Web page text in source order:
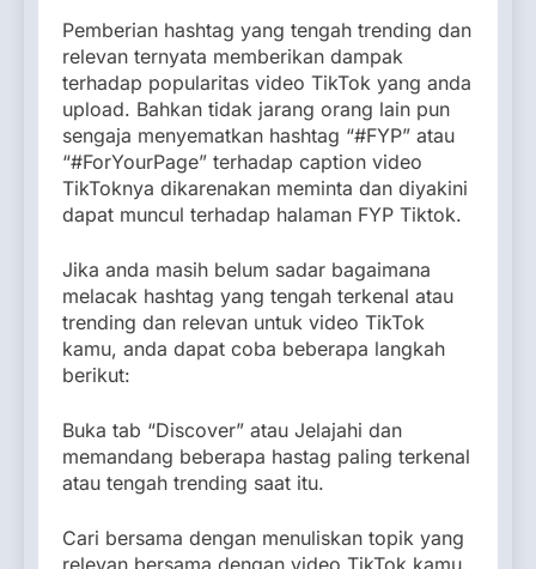
Pemberian hashtag yang tengah trending dan
relevan ternyata memberikan dampak
terhadap popularitas video TikTok yang anda
upload. Bahkan tidak jarang orang lain pun
sengaja menyematkan hashtag “#FYP” atau
“#ForYourPage” terhadap caption video
TikToknya dikarenakan meminta dan diyakini
dapat muncul terhadap halaman FYP Tiktok.
Jika anda masih belum sadar bagaimana
melacak hashtag yang tengah terkenal atau
trending dan relevan untuk video TikTok
kamu, anda dapat coba beberapa langkah
berikut:
Buka tab “Discover” atau Jelajahi dan
memandang beberapa hastag paling terkenal
atau tengah trending saat itu.
Cari bersama dengan menuliskan topik yang
relevan bersama dengan video TikTok kamu.